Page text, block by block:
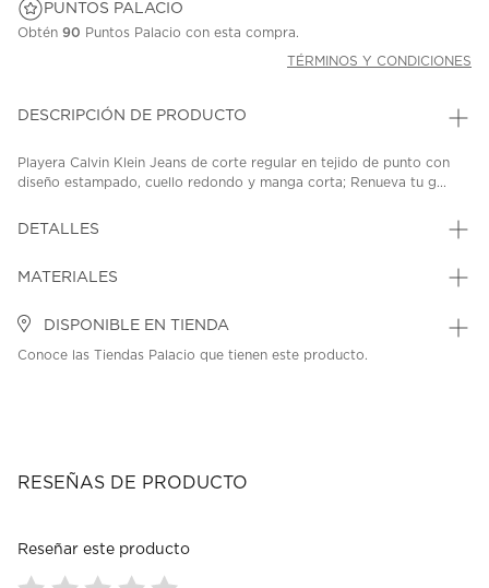
PUNTOS PALACIO
Obtén 90 Puntos Palacio con esta compra.
TÉRMINOS Y CONDICIONES
DESCRIPCIÓN DE PRODUCTO
Playera Calvin Klein Jeans de corte regular en tejido de punto con
diseño estampado, cuello redondo y manga corta; Renueva tu g...
DETALLES
MATERIALES
DISPONIBLE EN TIENDA
Conoce las Tiendas Palacio que tienen este producto.
RESEÑAS DE PRODUCTO
Reseñar este producto